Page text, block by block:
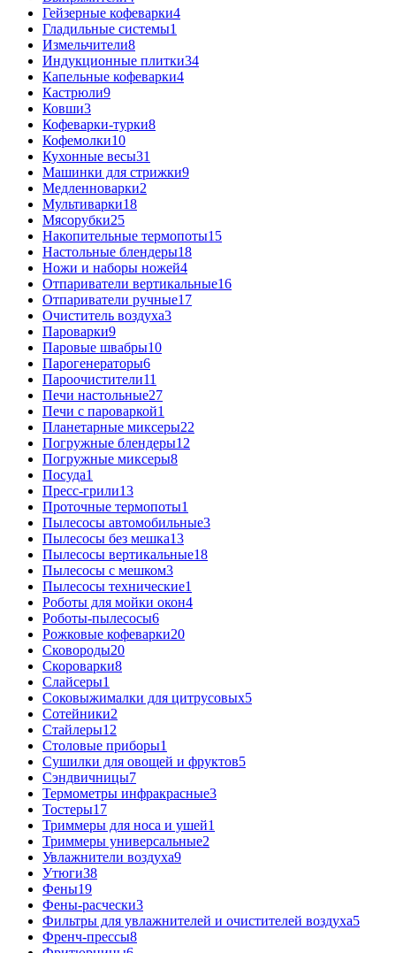
Гейзерные кофеварки4
Гладильные системы1
Измельчители8
Индукционные плитки34
Капельные кофеварки4
Кастрюли9
Ковши3
Кофеварки-турки8
Кофемолки10
Кухонные весы31
Машинки для стрижки9
Медленноварки2
Мультиварки18
Мясорубки25
Накопительные термопоты15
Настольные блендеры18
Ножи и наборы ножей4
Отпариватели вертикальные16
Отпариватели ручные17
Очиститель воздуха3
Пароварки9
Паровые швабры10
Парогенераторы6
Пароочистители11
Печи настольные27
Печи с пароваркой1
Планетарные миксеры22
Погружные блендеры12
Погружные миксеры8
Посуда1
Пресс-грили13
Проточные термопоты1
Пылесосы автомобильные3
Пылесосы без мешка13
Пылесосы вертикальные18
Пылесосы с мешком3
Пылесосы технические1
Роботы для мойки окон4
Роботы-пылесосы6
Рожковые кофеварки20
Сковороды20
Скороварки8
Слайсеры1
Соковыжималки для цитрусовых5
Сотейники2
Стайлеры12
Столовые приборы1
Сушилки для овощей и фруктов5
Сэндвичницы7
Термометры инфракрасные3
Тостеры17
Триммеры для носа и ушей1
Триммеры универсальные2
Увлажнители воздуха9
Утюги38
Фены19
Фены-расчески3
Фильтры для увлажнителей и очистителей воздуха5
Френч-прессы8